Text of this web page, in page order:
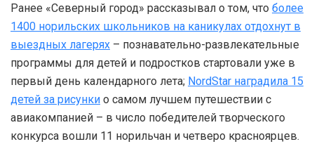
Ранее «Северный город» рассказывал о том, что более
1400 норильских школьников на каникулах отдохнут в
выездных лагерях – познавательно-развлекательные
программы для детей и подростков стартовали уже в
первый день календарного лета; NordStar наградила 15
детей за рисунки о самом лучшем путешествии с
авиакомпанией – в число победителей творческого
конкурса вошли 11 норильчан и четверо красноярцев.